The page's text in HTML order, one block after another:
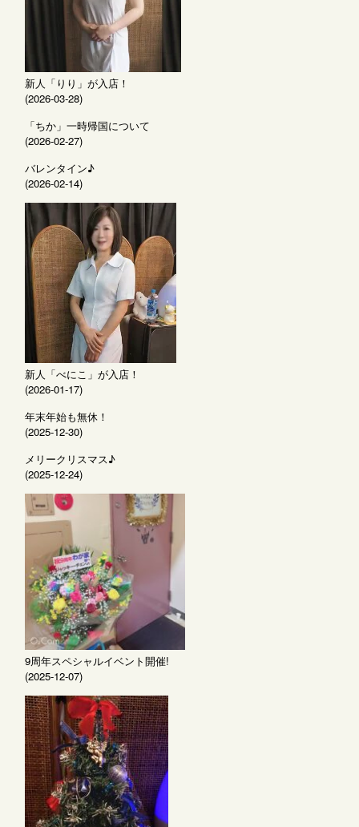
新人「りり」が入店！
(2026-03-28)
「ちか」一時帰国について
(2026-02-27)
バレンタイン♪
(2026-02-14)
新人「べにこ」が入店！
(2026-01-17)
年末年始も無休！
(2025-12-30)
メリークリスマス♪
(2025-12-24)
9周年スペシャルイベント開催!
(2025-12-07)